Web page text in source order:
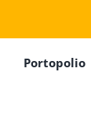
Portopolio